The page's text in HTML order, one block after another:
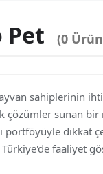
Pet (0
sahiplerinin
çözümler sunan bir
dikkat
faaliyet